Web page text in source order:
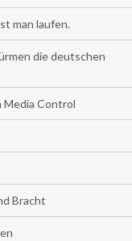
man laufen.
die deutschen
Media Control
Bracht